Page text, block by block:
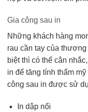
Gia công sau in
Những khách hàng
rau cần tay của
biệt thì có thể cân
in để tăng tính thẩm
công sau in được sử
In dập nổi